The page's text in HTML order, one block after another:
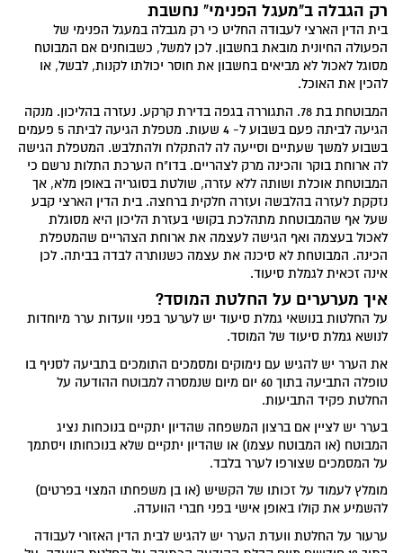
רק הגבלה ב"מעגל הפנימי" נחשבת
בית הדין הארצי לעבודה החליט כי רק מגבלה במעגל הפנימי של
הפעולה החיונית מובאת בחשבון. לכן למשל, כשבוחנים אם המבוטח
מסוגל לאכול לא מביאים בחשבון את חוסר יכולתו לקנות, לבשל, או
להכין את האוכל.
המבוטחת בת 78. התגוררה בגפה בדירת קרקע. נעזרה בהליכון. מנקה
הגיעה לביתה פעם בשבוע ל- 4 שעות. מטפלת הגיעה לביתה 5 פעמים
בשבוע למשך שעתיים וסייעה לה להתקלח ולהתלבש. המטפלת הגישה
לה ארוחת בוקר והכינה מרק לצהריים. בדו"ח הערכת התלות נרשם כי
המבוטחת אוכלת ושותה ללא עזרה, שולטת בסוגריה באופן מלא, אך
נזקקת לעזרה בהלבשה ועזרה חלקית ברחצה. בית הדין הארצי קבע
שעל אף שהמבוטחת מתהלכת בקושי בעזרת הליכון היא מסוגלת
לאכול בעצמה ואף הגישה לעצמה את ארוחת הצהריים שהמטפלת
הכינה. המבוטחת לא סיכנה את עצמה כשנותרה לבדה בביתה. לכן
אינה זכאית לגמלת סיעוד.
איך מערערים על החלטת המוסד?
על החלטות בנושאי גמלת סיעוד יש לערער בפני וועדות ערר מיוחדות
לנושא גמלת סיעוד של המוסד.
את הערר יש להגיש עם נימוקים ומסמכים התומכים בתביעה לסניף בו
טופלה התביעה בתוך 60 יום מיום שנמסרה למבוטח ההודעה על
החלטת פקיד התביעות.
בערר יש לציין אם ברצון המשפחה שהדיון יתקיים בנוכחות נציג
המבוטח (או המבוטח עצמו) או שהדיון יתקיים שלא בנוכחותו ויסתמך
על המסמכים שצורפו לערר בלבד.
מומלץ לעמוד על זכותו של הקשיש (או בן משפחתו המצוי בפרטים)
להשמיע את קולו באופן אישי בפני חברי הוועדה.
ערעור על החלטת וועדת הערר יש להגיש לבית הדין האזורי לעבודה